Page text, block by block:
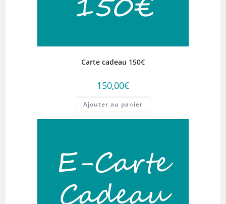
Carte cadeau 150€
150,00€
Ajouter au panier